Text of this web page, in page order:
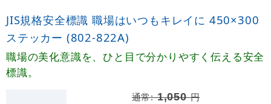
JIS規格安全標識 職場はいつもキレイに 450×300
ステッカー (802-822A)
職場の美化意識を、ひと目で分かりやすく伝える安全
標識。
通常:1,050円